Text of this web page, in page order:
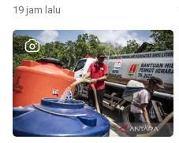
19 jam lalu